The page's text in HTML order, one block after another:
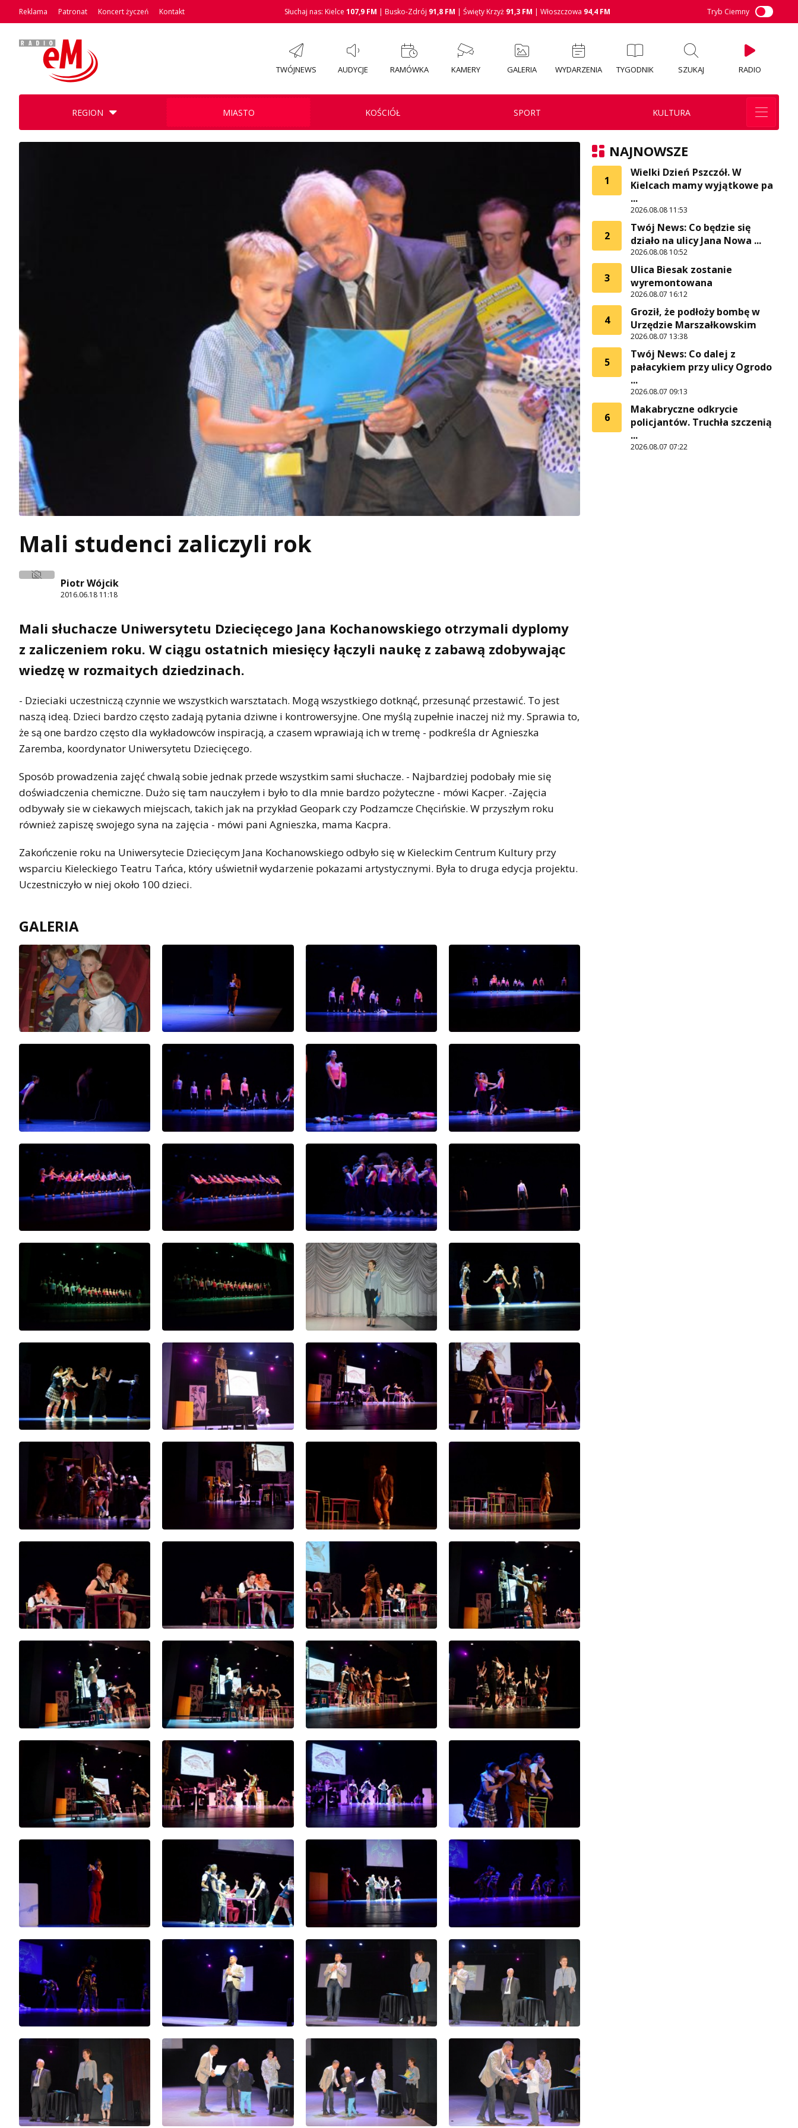
Reklama Patronat Koncert życzeń Kontakt Słuchaj nas: Kielce 107,9 FM | Busko-Zdrój 91,8 FM | Święty Krzyż 91,3 FM | Włoszczowa 94,4 FM Tryb Ciemny
TWÓJNEWS AUDYCJE RAMÓWKA KAMERY GALERIA WYDARZENIA TYGODNIK SZUKAJ RADIO
REGION MIASTO KOŚCIÓŁ SPORT KULTURA
Mali studenci zaliczyli rok
Piotr Wójcik
2016.06.18 11:18
Mali słuchacze Uniwersytetu Dziecięcego Jana Kochanowskiego otrzymali dyplomy
z zaliczeniem roku. W ciągu ostatnich miesięcy łączyli naukę z zabawą zdobywając
wiedzę w rozmaitych dziedzinach.
- Dzieciaki uczestniczą czynnie we wszystkich warsztatach. Mogą wszystkiego dotknąć, przesunąć przestawić. To jest
naszą ideą. Dzieci bardzo często zadają pytania dziwne i kontrowersyjne. One myślą zupełnie inaczej niż my. Sprawia to,
że są one bardzo często dla wykładowców inspiracją, a czasem wprawiają ich w tremę - podkreśla dr Agnieszka
Zaremba, koordynator Uniwersytetu Dziecięcego.
Sposób prowadzenia zajęć chwalą sobie jednak przede wszystkim sami słuchacze. - Najbardziej podobały mie się
doświadczenia chemiczne. Dużo się tam nauczyłem i było to dla mnie bardzo pożyteczne - mówi Kacper. -Zajęcia
odbywały sie w ciekawych miejscach, takich jak na przykład Geopark czy Podzamcze Chęcińskie. W przyszłym roku
również zapiszę swojego syna na zajęcia - mówi pani Agnieszka, mama Kacpra.
Zakończenie roku na Uniwersytecie Dziecięcym Jana Kochanowskiego odbyło się w Kieleckim Centrum Kultury przy
wsparciu Kieleckiego Teatru Tańca, który uświetnił wydarzenie pokazami artystycznymi. Była to druga edycja projektu.
Uczestniczyło w niej około 100 dzieci.
GALERIA
NAJNOWSZE
1
Wielki Dzień Pszczół. W
Kielcach mamy wyjątkowe pa
...
2026.08.08 11:53
2
Twój News: Co będzie się
działo na ulicy Jana Nowa ...
2026.08.08 10:52
3
Ulica Biesak zostanie
wyremontowana
2026.08.07 16:12
4
Groził, że podłoży bombę w
Urzędzie Marszałkowskim
2026.08.07 13:38
5
Twój News: Co dalej z
pałacykiem przy ulicy Ogrodo
...
2026.08.07 09:13
6
Makabryczne odkrycie
policjantów. Truchła szczenią
...
2026.08.07 07:22